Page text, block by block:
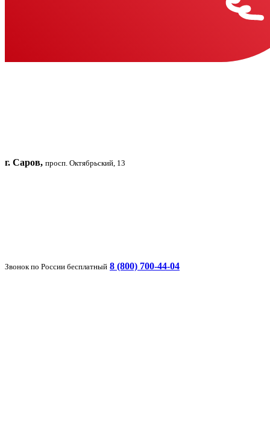
г. Саров, просп. Октябрьский, 13
Звонок по России бесплатный 8 (800) 700-44-04